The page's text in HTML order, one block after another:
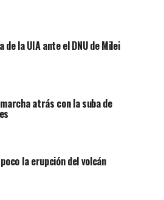
de la UIA ante el DNU de Milei
atrás con la suba de
la erupción del volcán